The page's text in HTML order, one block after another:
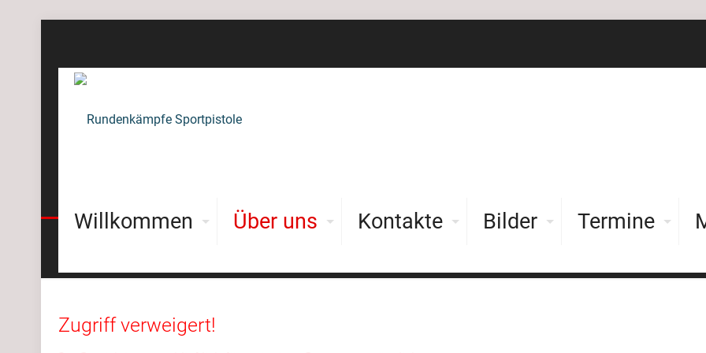
Willkommen Über uns Kontakte Bilder Termine
Zugriff verweigert!